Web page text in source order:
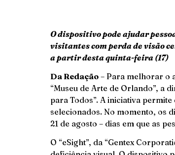
O dispositivo pode ajudar
visitantes com perda de visão
a partir desta quinta-feira (17)
Da Redação – Para melhorar o
“Museu de Arte de Orlando”, a
para Todos”. A iniciativa
selecionados. No momento, os
21 de agosto – dias em que as
O “eSight”, da “Gentex